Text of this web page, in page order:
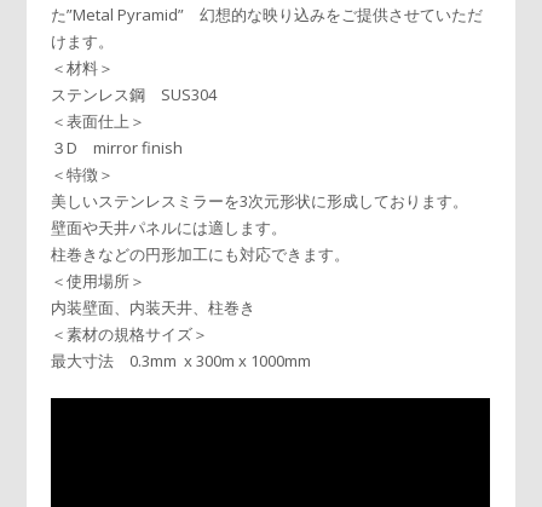
た”Metal Pyramid” 幻想的な映り込みをご提供させていただ
けます。
＜材料＞
ステンレス鋼 SUS304
＜表面仕上＞
３D mirror finish
＜特徴＞
美しいステンレスミラーを3次元形状に形成しております。
壁面や天井パネルには適します。
柱巻きなどの円形加工にも対応できます。
＜使用場所＞
内装壁面、内装天井、柱巻き
＜素材の規格サイズ＞
最大寸法 0.3mm x 300m x 1000mm